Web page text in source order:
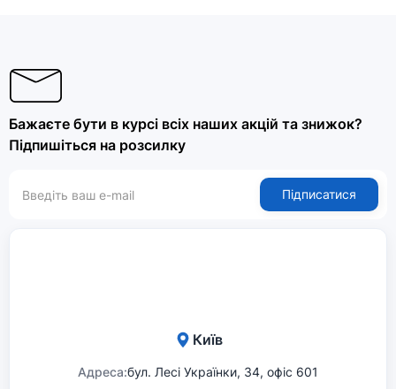
Бажаєте бути в курсі всіх наших акцій та знижок?
Підпишіться на розсилку
Підписатися
Київ
Адреса:бул. Лесі Українки, 34, офіс 601